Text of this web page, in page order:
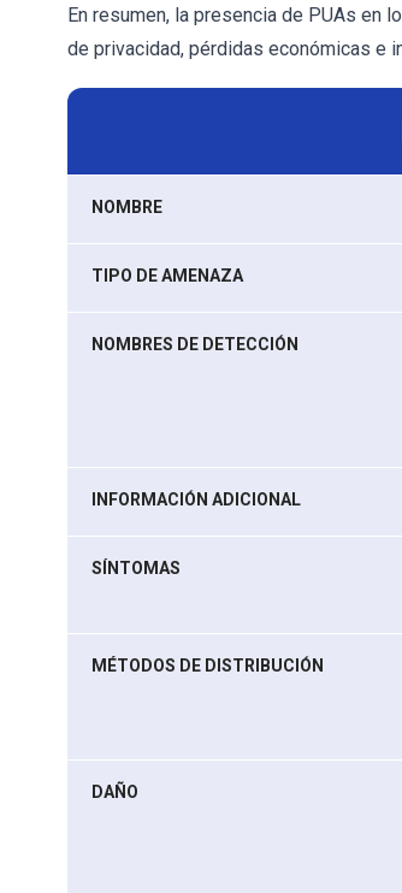
En resumen, la presencia de PUAs
de privacidad, pérdidas económicas e
NOMBRE
TIPO DE AMENAZA
NOMBRES DE DETECCIÓN
INFORMACIÓN ADICIONAL
SÍNTOMAS
MÉTODOS DE DISTRIBUCIÓN
DAÑO